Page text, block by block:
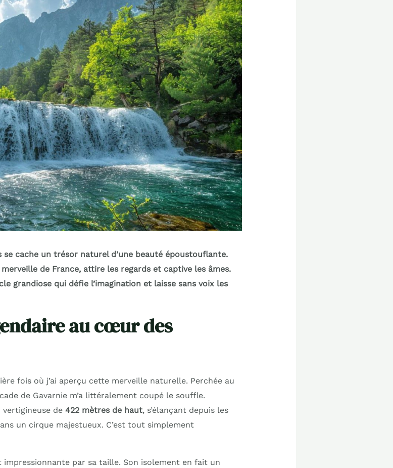
cache un trésor naturel d’une beauté époustouflante.
de France, attire les regards et captive les âmes.
grandiose qui défie l’imagination et laisse sans voix les
au cœur des
fois où j’ai aperçu cette merveille naturelle. Perchée au
de Gavarnie m’a littéralement coupé le souffle.
vertigineuse de 422 mètres de haut, s’élançant depuis les
un cirque majestueux. C’est tout simplement
impressionnante par sa taille. Son isolement en fait un